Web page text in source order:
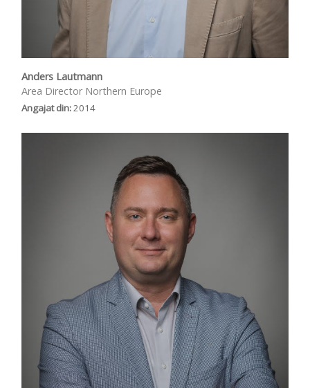
Anders Lautmann
Area Director Northern Europe
Angajat din:2014